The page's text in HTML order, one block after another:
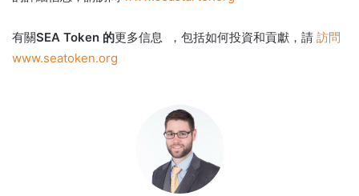
有關SEA Token 的更多信息 ，包括如何投資和貢獻，請 訪問
www.seatoken.org